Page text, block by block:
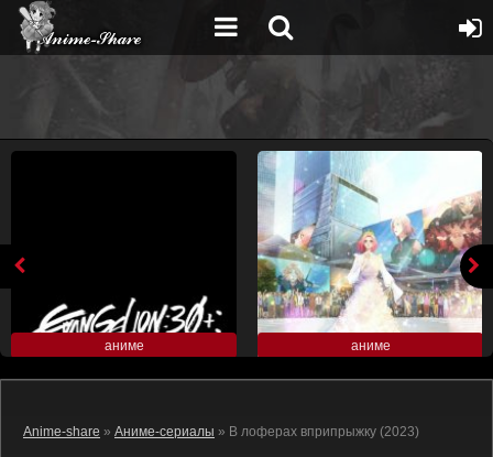
аниме аниме
Anime-share » Аниме-сериалы » В лоферах вприпрыжку (2023)